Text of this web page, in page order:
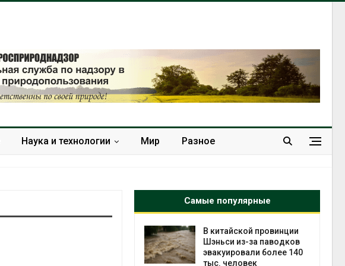
Наука и технологии Мир Разное
Самые популярные
В китайской провинции
Шэньси из-за паводков
эвакуировали более 140
тыс. человек